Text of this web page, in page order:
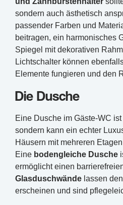
sondern auch ästhetisch
passender Farben und
beitragen, ein harmonisches
Spiegel mit dekorativen
Lichtschalter können
Elemente fungieren und den
Die Dusche
Eine Dusche im Gäste-WC
sondern kann ein echter
Häusern mit mehreren
Eine bodengleiche Dusche
ermöglicht einen
Glasduschwände lassen
erscheinen und sind